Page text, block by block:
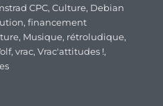
CPC,Culture, Debian
,financement
, Musique, rétroludique,
,vrac,Vrac'attitudes !,
sur